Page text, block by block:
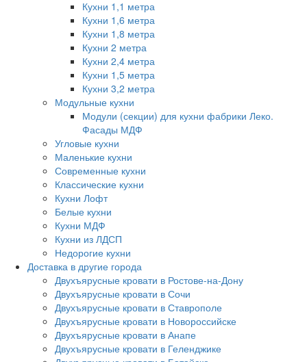
Кухни 1,1 метра
Кухни 1,6 метра
Кухни 1,8 метра
Кухни 2 метра
Кухни 2,4 метра
Кухни 1,5 метра
Кухни 3,2 метра
Модульные кухни
Модули (секции) для кухни фабрики Леко.
Фасады МДФ
Угловые кухни
Маленькие кухни
Современные кухни
Классические кухни
Кухни Лофт
Белые кухни
Кухни МДФ
Кухни из ЛДСП
Недорогие кухни
Доставка в другие города
Двухъярусные кровати в Ростове-на-Дону
Двухъярусные кровати в Сочи
Двухъярусные кровати в Ставрополе
Двухъярусные кровати в Новороссийске
Двухъярусные кровати в Анапе
Двухъярусные кровати в Геленджике